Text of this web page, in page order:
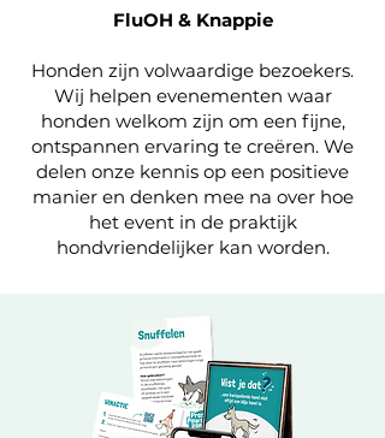
FluOH & Knappie
Honden zijn volwaardige bezoekers.
Wij helpen evenementen waar
honden welkom zijn om een fijne,
ontspannen ervaring te creëren. We
delen onze kennis op een positieve
manier en denken mee na over hoe
het event in de praktijk
hondvriendelijker kan worden.